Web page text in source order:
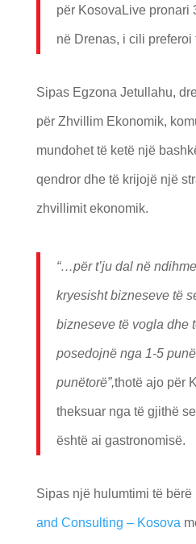
për KosovaLive pronari
në Drenas, i cili preferoi
Sipas Egzona Jetullahu,
për Zhvillim Ekonomik,
mundohet të ketë një
qendror dhe të krijojë një
zhvillimit ekonomik.
“…për t’ju dal në
kryesisht bizneseve të
bizneseve të vogla dhe
posedojnë nga 1-5
punëtorë”,thotë ajo për
theksuar nga të gjithë
është ai gastronomisë.
Sipas një hulumtimi të bërë
and Consulting – Kosova